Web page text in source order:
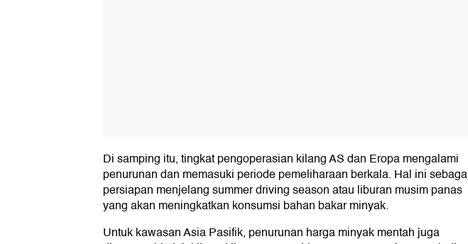
Di samping itu, tingkat pengoperasian kilang AS dan Eropa mengalami
penurunan dan memasuki periode pemeliharaan berkala. Hal ini
persiapan menjelang summer driving season atau liburan musim panas
yang akan meningkatkan konsumsi bahan bakar minyak.
Untuk kawasan Asia Pasifik, penurunan harga minyak mentah juga